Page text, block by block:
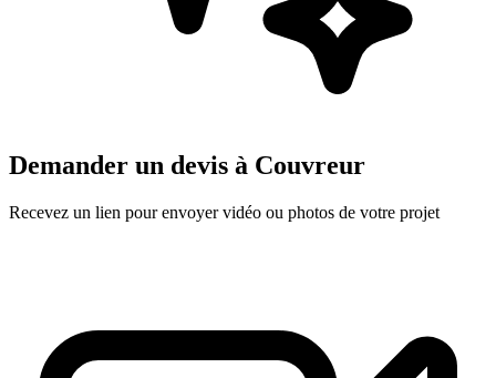
Demander un devis à Couvreur
Recevez un lien pour envoyer vidéo ou photos de votre projet